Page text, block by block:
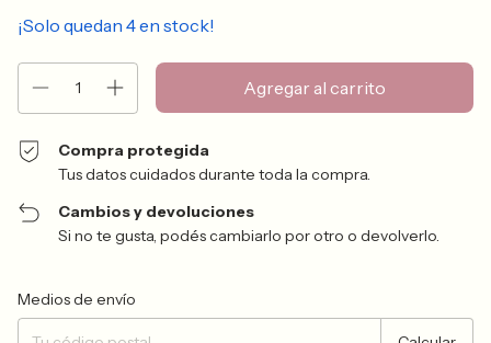
¡Solo quedan 4en stock!
Compra protegida
Tus datos cuidados durante toda la compra.
Cambios y devoluciones
Si no te gusta, podés cambiarlo por otro o devolverlo.
Entregas para el CP:
Medios de envío